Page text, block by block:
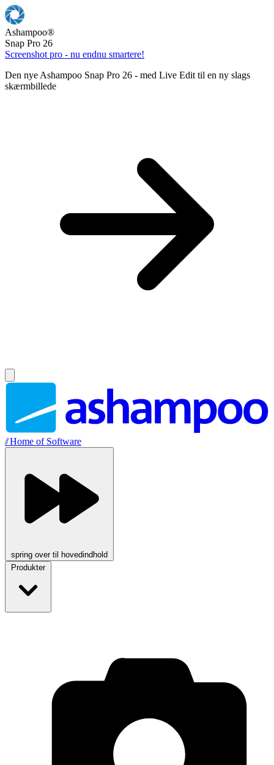
Ashampoo®
Snap Pro 26
Screenshot pro - nu endnu smartere!
Den nye Ashampoo Snap Pro 26 - med Live Edit til en ny slags
skærmbillede
//Home of Software
spring over til hovedindhold
Produkter